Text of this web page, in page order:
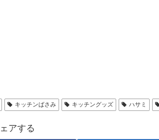
キッチンばさみ キッチングッズ ハサミ
アする